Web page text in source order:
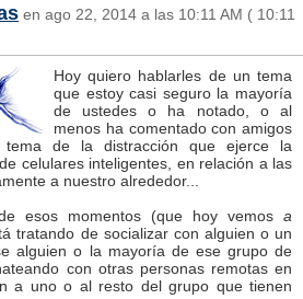
en ago 22, 2014 a las 10:11 AM ( 10:11
Hoy quiero hablarles de un tema
que estoy casi seguro la mayoría
de ustedes o ha notado, o al
menos ha comentado con amigos
de la distracción que ejerce la
celulares inteligentes, en relación a las
a nuestro alrededor...
esos momentos (que hoy vemos a
tratando de socializar con alguien o un
alguien o la mayoría de ese grupo de
con otras personas remotas en
a uno o al resto del grupo que tienen